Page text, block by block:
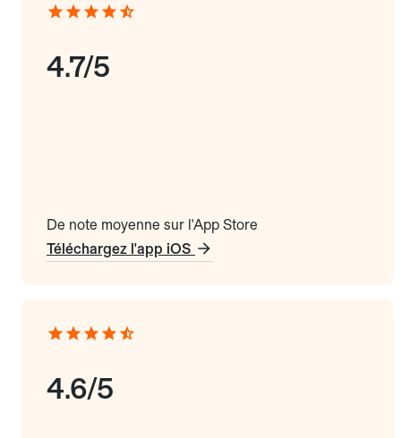
4.7/5
De note moyenne sur l'App Store
Téléchargez l'app iOS
4.6/5